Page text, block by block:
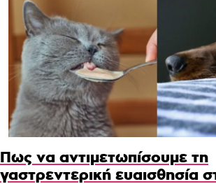
Πως να αντιμετωπίσουμε τη
γαστρεντερική ευαισθησία